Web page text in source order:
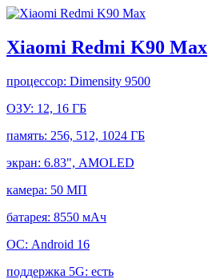
Xiaomi Redmi K90 Max
процессор: Dimensity 9500
ОЗУ: 12, 16 ГБ
память: 256, 512, 1024 ГБ
экран: 6.83", AMOLED
камера: 50 МП
батарея: 8550 мАч
ОС: Android 16
поддержка 5G: есть